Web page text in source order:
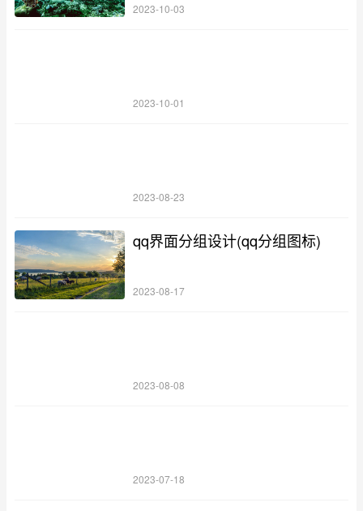
2023-10-03
2023-10-01
2023-08-23
qq界面分组设计(qq分组图标)
2023-08-17
2023-08-08
2023-07-18